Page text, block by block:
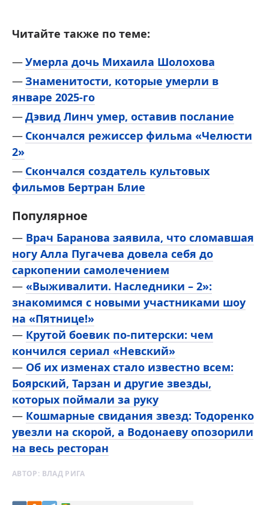
Читайте также по теме:
Умерла дочь Михаила Шолохова
Знаменитости, которые умерли в
январе 2025-го
Дэвид Линч умер, оставив послание
Скончался режиссер фильма «Челюсти
2»
Cкончался создатель культовых
фильмов Бертран Блие
Популярное
— Врач Баранова заявила, что сломавшая
ногу Алла Пугачева довела себя до
саркопении самолечением
— «Выживалити. Наследники – 2»:
знакомимся с новыми участниками шоу
на «Пятнице!»
— Крутой боевик по-питерски: чем
кончился сериал «Невский»
— Об их изменах стало известно всем:
Боярский, Тарзан и другие звезды,
которых поймали за руку
— Кошмарные свидания звезд: Тодоренко
увезли на скорой, а Водонаеву опозорили
на весь ресторан
АВТОР: ВЛАД РИГА